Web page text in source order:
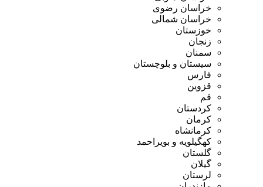
خراسان رضوی
خراسان شمالی
خوزستان
زنجان
سمنان
سیستان و بلوچستان
فارس
قزوین
قم
کردستان
کرمان
کرمانشاه
کهگیلویه و بویراحمد
گلستان
گیلان
لرستان